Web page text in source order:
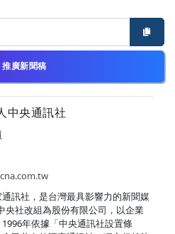
推廣新聞稿
中央通訊社
訊社，是台灣最具影響力的新聞媒
央社改組為股份有限公司，以企業
年依據「中央通訊社設置條